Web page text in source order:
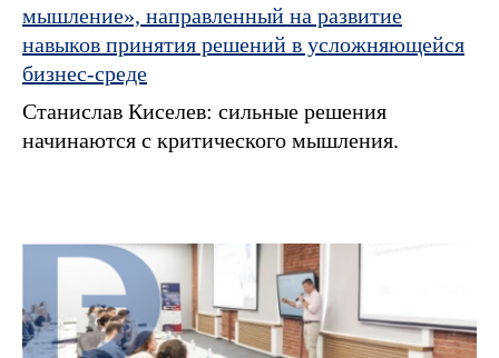
мышление», направленный на развитие
навыков принятия решений в усложняющейся
бизнес-среде
Станислав Киселев: сильные решения
начинаются с критического мышления.